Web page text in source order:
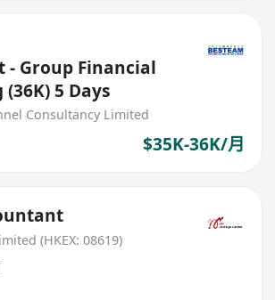
- Group Financial
5 Days
Consultancy Limited
$35K-36K/月
(HKEX: 08619)